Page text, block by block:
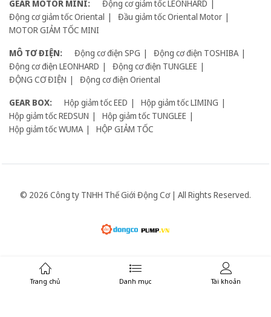
GEAR MOTOR MINI:
Động cơ giảm tốc LEONHARD
Động cơ giảm tốc Oriental
Đầu giảm tốc Oriental Motor
MOTOR GIẢM TỐC MINI
MÔ TƠ ĐIỆN:
Động cơ điện SPG
Động cơ điện TOSHIBA
Động cơ điện LEONHARD
Động cơ điện TUNGLEE
ĐỘNG CƠ ĐIỆN
Động cơ điện Oriental
GEAR BOX:
Hộp giảm tốc EED
Hộp giảm tốc LIMING
Hộp giảm tốc REDSUN
Hộp giảm tốc TUNGLEE
Hộp giảm tốc WUMA
HỘP GIẢM TỐC
© 2026 Công ty TNHH Thế Giới Động Cơ | All Rights Reserved.
Giữ liên lạc:
Trang chủ Danh mục Tài khoản